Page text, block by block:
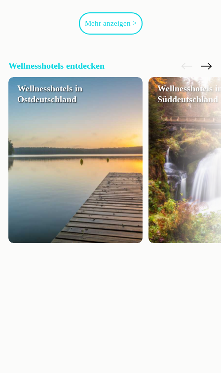
Mehr anzeigen >
Wellnesshotels entdecken
Wellnesshotels in
Ostdeutschland
Wellnesshotels
Süddeutschland